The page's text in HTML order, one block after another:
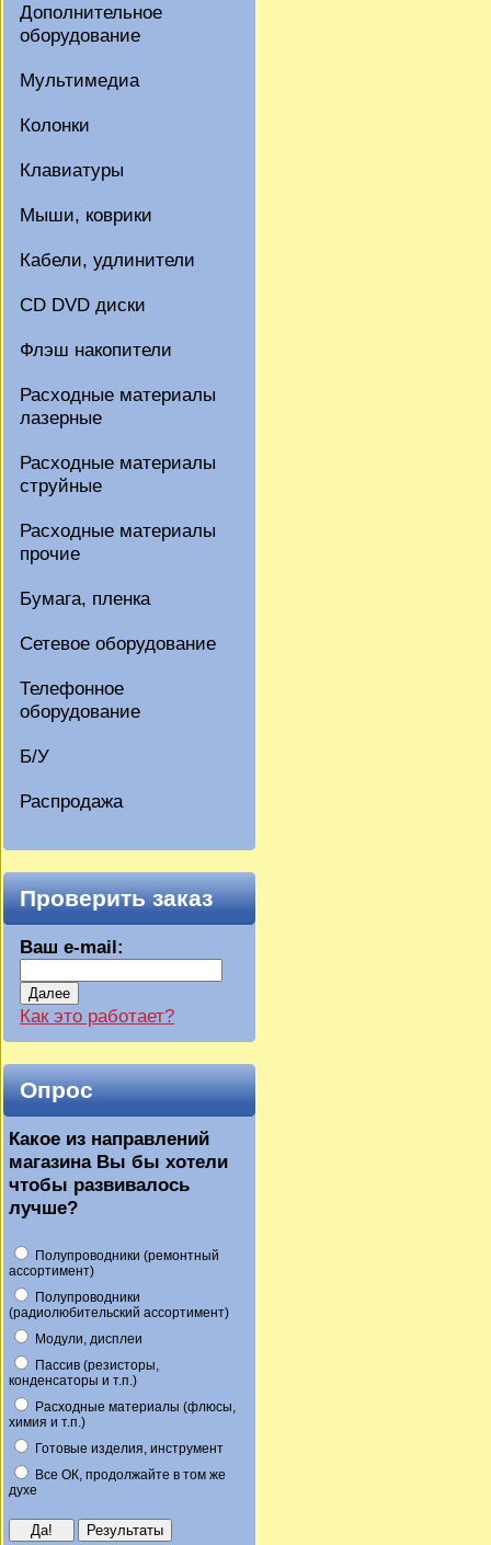
Дополнительное
оборудование
Мультимедиа
Колонки
Клавиатуры
Мыши, коврики
Кабели, удлинители
CD DVD диски
Флэш накопители
Расходные материалы
лазерные
Расходные материалы
струйные
Расходные материалы
прочие
Бумага, пленка
Сетевое оборудование
Телефонное
оборудование
Б/У
Распродажа
Проверить заказ
Ваш e-mail:
Далее
Как это работает?
Опрос
Какое из направлений
магазина Вы бы хотели
чтобы развивалось
лучше?
Полупроводники (ремонтный
ассортимент)
Полупроводники
(радиолюбительский ассортимент)
Модули, дисплеи
Пассив (резисторы,
конденсаторы и т.п.)
Расходные материалы (флюсы,
химия и т.п.)
Готовые изделия, инструмент
Все ОК, продолжайте в том же
духе